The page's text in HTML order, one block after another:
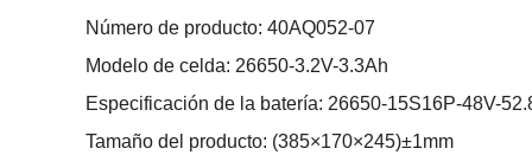
Número de producto: 40AQ052-07
Modelo de celda: 26650-3.2V-3.3Ah
Especificación de la batería: 26650-15S16P-48V-
Tamaño del producto: (385×170×245)±1mm